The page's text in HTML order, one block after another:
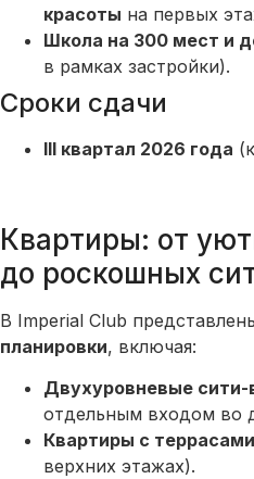
красоты на первых
Школа на 300 мест и
в рамках застройки).
Сроки сдачи
III квартал 2026 года
Квартиры: от
до роскошных
В Imperial Club
планировки, включая:
Двухуровневые сити-
отдельным входом во
Квартиры с
верхних этажах).